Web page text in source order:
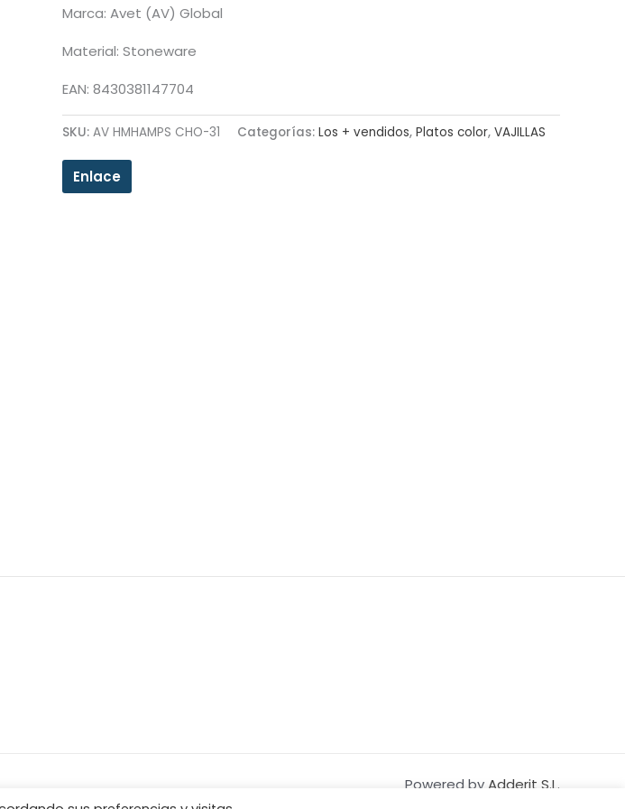
Marca: Avet (AV) Global
Material: Stoneware
EAN: 8430381147704
SKU: AV HMHAMPS CHO-31 Categorías: Los + vendidos, Platos color, VAJILLAS
Enlace
Powered by Adderit S.L.